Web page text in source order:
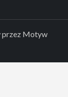
przez Motyw